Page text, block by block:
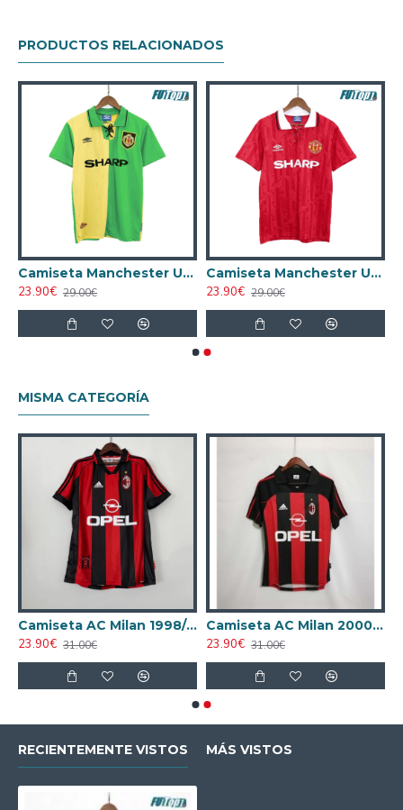
PRODUCTOS RELACIONADOS
Camiseta Manchester United 1992/94 Visitante Retro Verde/Amarillo
23.90€ 29.00€
Camiseta Manchester United 1992/94 Local Retro Rojo
23.90€ 29.00€
MISMA CATEGORÍA
Camiseta AC Milan 1998/1999 Local Retro
23.90€ 31.00€
Camiseta AC Milan 2000/2001 Local Retro
23.90€ 31.00€
RECIENTEMENTE VISTOS MÁS VISTOS